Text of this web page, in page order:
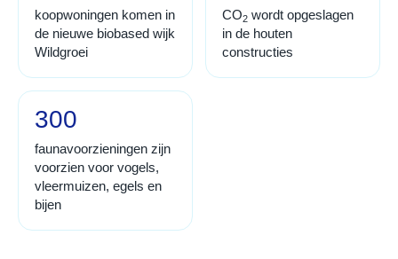
koopwoningen komen in
de nieuwe biobased wijk
Wildgroei
CO2 wordt opgeslagen
in de houten
constructies
300
faunavoorzieningen zijn
voorzien voor vogels,
vleermuizen, egels en
bijen